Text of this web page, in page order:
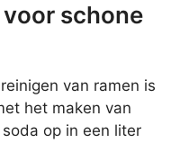
schone
van ramen is
het maken van
op in een liter